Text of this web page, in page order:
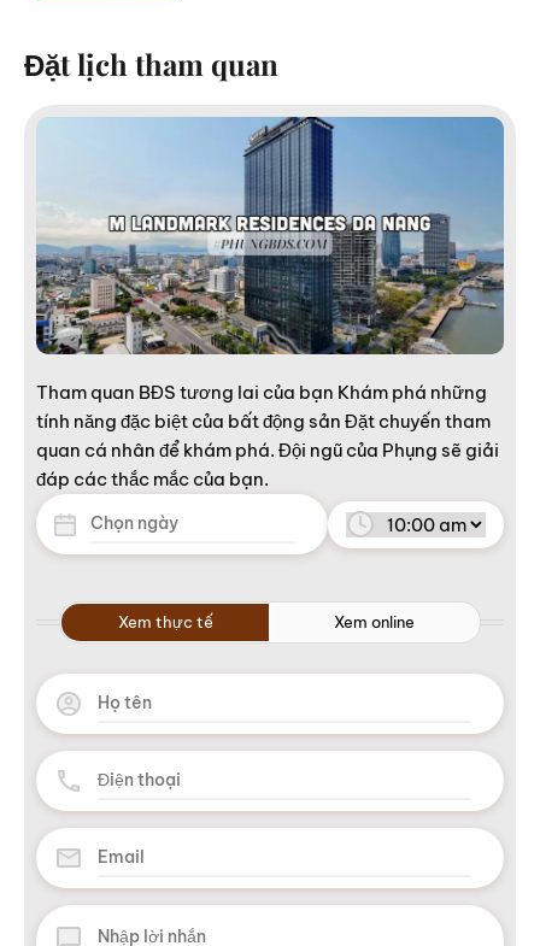
Đặt lịch tham quan
Xem thực tế Xem online
Tham quan BĐS tương lai của bạn Khám phá những
tính năng đặc biệt của bất động sản Đặt chuyến tham
quan cá nhân để khám phá. Đội ngũ của Phụng sẽ giải
đáp các thắc mắc của bạn.